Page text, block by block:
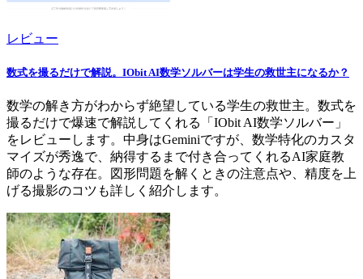
レビュー
数式を撮るだけで解説。IObit AI数学ソルバーは学生の救世主になるか？
数学の解き方がわからず絶望している学生の救世主。数式を
撮るだけで爆速で解説してくれる「IObit AI数学ソルバー」
をレビューします。中身はGeminiですが、数学特化のカスタ
マイズが秀逸で、納得するまで付き合ってくれるAI家庭教
師のような存在。図形問題を解くときの注意点や、精度を上
げる撮影のコツも詳しく紹介します。